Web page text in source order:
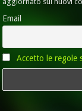
Email
Accetto le regole